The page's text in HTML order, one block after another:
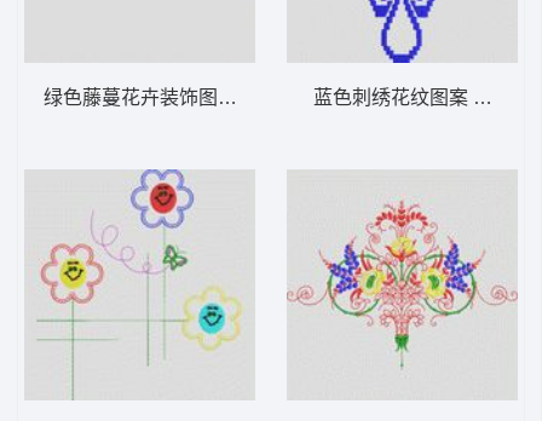
绿色藤蔓花卉装饰图案 植物花型蓝色刺绣花纹图案 植物花